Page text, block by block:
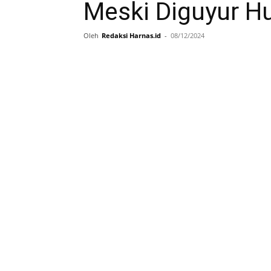
Meski Diguyur
Oleh Redaksi Harnas.id - 08/12/2024